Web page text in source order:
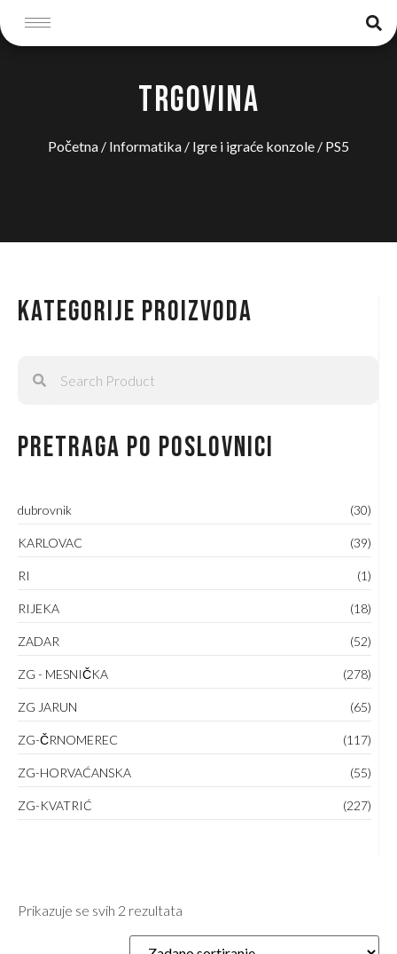
TRGOVINA
Početna / Informatika / Igre i igraće konzole / PS5
Kategorije proizvoda
Pretraga po poslovnici
dubrovnik (30)
KARLOVAC (39)
RI (1)
RIJEKA (18)
ZADAR (52)
ZG - MESNIČKA (278)
ZG JARUN (65)
ZG-ČRNOMEREC (117)
ZG-HORVAĆANSKA (55)
ZG-KVATRIĆ (227)
Prikazuje se svih 2 rezultata